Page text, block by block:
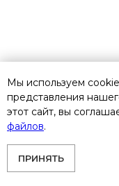
Мы используем
представления
этот сайт, вы
файлов.
ПРИНЯТЬ